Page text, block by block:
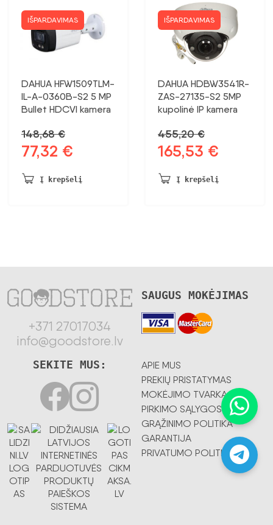
IŠPARDAVIMAS
DAHUA HFW1509TLM-
IL-A-0360B-S2 5 MP
Bullet HDCVI kamera
148,68€
Pradinė
buvo:
77,32 €
77,32 €.
Į krepšelį
IŠPARDAVIMAS
DAHUA HDBW3541R-
ZAS-27135-S2 5MP
kupolinė IP kamera
455,20€
Pradinė
buvo:
165,53 €
165,53 €.
Į krepšelį
+371 27017034
info@goodstore.lv
SAUGUS MOKĖJIMAS
APIE MUS
PREKIŲ PRISTATYMAS
MOKĖJIMO TVARKA
PIRKIMO SĄLYGOS
GRĄŽINIMO POLITIKA
GARANTIJA
PRIVATUMO POLITIKA
SEKITE MUS: